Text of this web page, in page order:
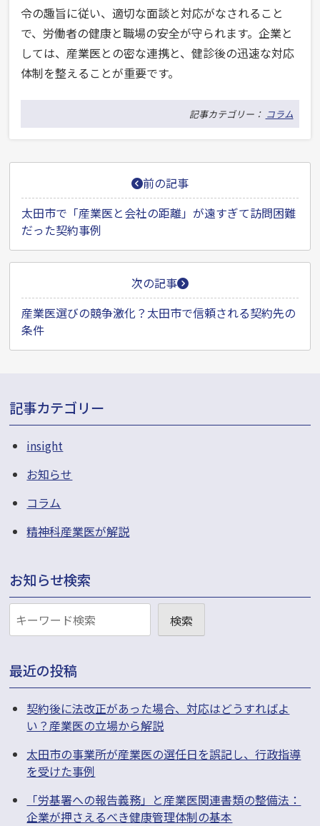
令の趣旨に従い、適切な面談と対応がなされること
で、労働者の健康と職場の安全が守られます。企業と
しては、産業医との密な連携と、健診後の迅速な対応
体制を整えることが重要です。
記事カテゴリー： コラム
投
稿
ナ
ビ
ゲ
シ
ョ
ン
前の記事
太田市で「産業医と会社の距離」が遠すぎて訪問困難
だった契約事例
次の記事
産業医選びの競争激化？太田市で信頼される契約先の
条件
記事カテゴリー
insight
お知らせ
コラム
精神科産業医が解説
お知らせ検索
お
知
せ
検
検索
最近の投稿
契約後に法改正があった場合、対応はどうすればよ
い？産業医の立場から解説
太田市の事業所が産業医の選任日を誤記し、行政指導
を受けた事例
「労基署への報告義務」と産業医関連書類の整備法：
企業が押さえるべき健康管理体制の基本